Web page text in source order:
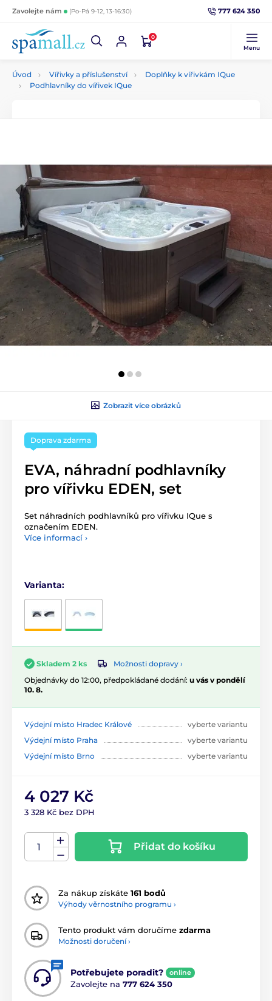
Zavolejte nám (Po-Pá 9-12, 13-16:30) 777 624 350
0
Menu
Úvod Vířivky a příslušenství
Doplňky k vířivkám IQue
Podhlavníky do vířivek IQue
Zobrazit více obrázků
Doprava zdarma
EVA, náhradní podhlavníky
pro vířivku EDEN, set
Set náhradních podhlavníků pro vířivku IQue s
označením EDEN.
Více informací ›
Varianta:
Skladem 2 ks
Možnosti dopravy ›
Objednávky do 12:00, předpokládané dodání: u vás v pondělí
10. 8.
Výdejní místo Hradec Králové
vyberte variantu
Výdejní místo Praha
vyberte variantu
Výdejní místo Brno
vyberte variantu
4 027 Kč
3 328 Kč bez DPH
Přidat do košíku
Za nákup získáte 161 bodů
Výhody věrnostního programu ›
Tento produkt vám doručíme zdarma
Možnosti doručení ›
Potřebujete poradit? online
Zavolejte na 777 624 350